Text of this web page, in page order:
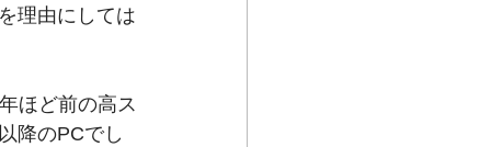
理由にしては
ほど前の高ス
降のPCでし